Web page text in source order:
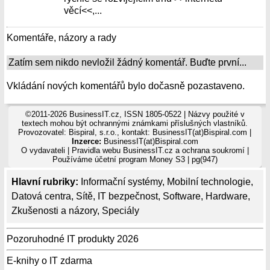
Hlavní rubriky: Informační systémy, Mobilní technologie,
Datová centra, Sítě, IT bezpečnost, Software, Hardware,
Zkušenosti a názory, Speciály
Pozoruhodné IT produkty 2026
E-knihy o IT zdarma
věcí<<,...
Komentáře, názory a rady
Zatím sem nikdo nevložil žádný komentář. Buďte první...
Vkládání nových komentářů bylo dočasně pozastaveno.
©2011-2026 BusinessIT.cz, ISSN 1805-0522 | Názvy použité v
textech mohou být ochrannými známkami příslušných vlastníků.
Provozovatel: Bispiral, s.r.o., kontakt: BusinessIT(at)Bispiral.com |
Inzerce: BusinessIT(at)Bispiral.com
O vydavateli
Pravidla webu BusinessIT.cz a ochrana soukromí|
Používáme účetní program Money S3| pg(947)